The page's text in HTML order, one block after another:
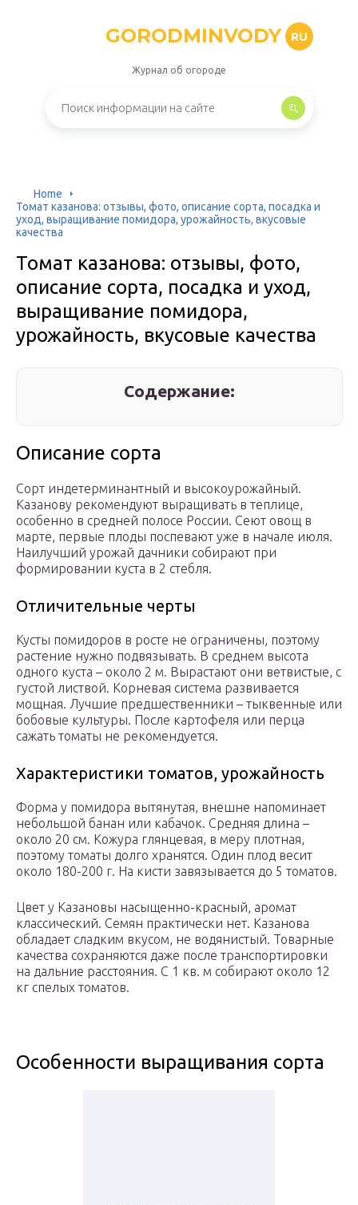
GORODMINVODY RU
Журнал об огороде
Home
Томат казанова: отзывы, фото, описание сорта, посадка и
уход, выращивание помидора, урожайность, вкусовые
качества
Томат казанова: отзывы, фото,
описание сорта, посадка и уход,
выращивание помидора,
урожайность, вкусовые качества
Содержание:
Описание сорта
Сорт индетерминантный и высокоурожайный.
Казанову рекомендуют выращивать в теплице,
особенно в средней полосе России. Сеют овощ в
марте, первые плоды поспевают уже в начале июля.
Наилучший урожай дачники собирают при
формировании куста в 2 стебля.
Отличительные черты
Кусты помидоров в росте не ограничены, поэтому
растение нужно подвязывать. В среднем высота
одного куста – около 2 м. Вырастают они ветвистые, с
густой листвой. Корневая система развивается
мощная. Лучшие предшественники – тыквенные или
бобовые культуры. После картофеля или перца
сажать томаты не рекомендуется.
Характеристики томатов, урожайность
Форма у помидора вытянутая, внешне напоминает
небольшой банан или кабачок. Средняя длина –
около 20 см. Кожура глянцевая, в меру плотная,
поэтому томаты долго хранятся. Один плод весит
около 180-200 г. На кисти завязывается до 5 томатов.
Цвет у Казановы насыщенно-красный, аромат
классический. Семян практически нет. Казанова
обладает сладким вкусом, не водянистый. Товарные
качества сохраняются даже после транспортировки
на дальние расстояния. С 1 кв. м собирают около 12
кг спелых томатов.
Особенности выращивания сорта